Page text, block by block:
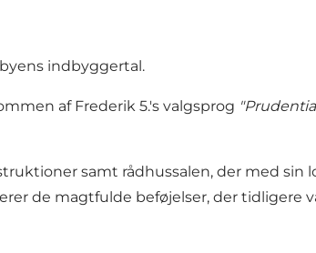
indbyggertal.
af Frederik 5.'s valgsprog
samt rådhussalen, der med sin
de magtfulde beføjelser, der tidligere